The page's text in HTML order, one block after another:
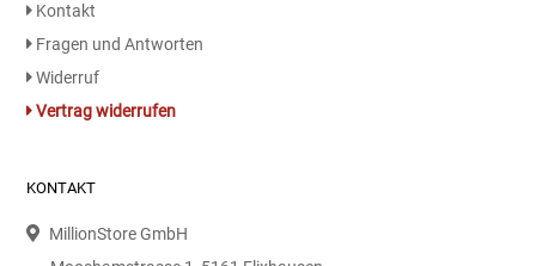
Kontakt
Fragen und Antworten
Widerruf
Vertrag widerrufen
KONTAKT
MillionStore GmbH